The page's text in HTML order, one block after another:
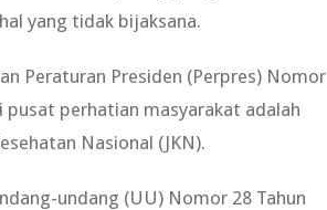
yang tidak bijaksana.
Peraturan Presiden (Perpres) Nomor
pusat perhatian masyarakat adalah
Nasional (JKN).
undang (UU) Nomor 28 Tahun